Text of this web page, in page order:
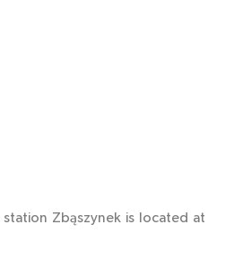
Zbąszynek is located at